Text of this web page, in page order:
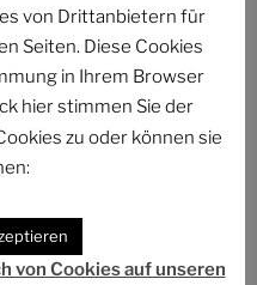
von Drittanbietern für
Seiten. Diese Cookies
in Ihrem Browser
hier stimmen Sie der
zu oder können sie
von Cookies auf unseren